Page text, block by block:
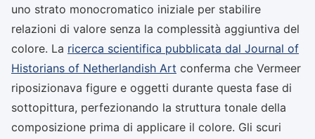
uno strato monocromatico iniziale per stabilire
relazioni di valore senza la complessità aggiuntiva del
colore. La ricerca scientifica pubblicata dal Journal of
Historians of Netherlandish Art conferma che Vermeer
riposizionava figure e oggetti durante questa fase di
sottopittura, perfezionando la struttura tonale della
composizione prima di applicare il colore. Gli scuri